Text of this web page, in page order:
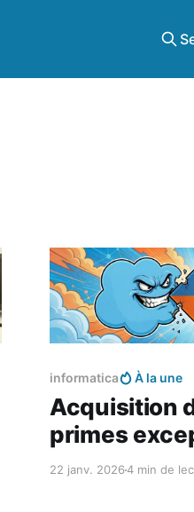
informatica À la une
Acquisition
primes
22 janv. 20264 min de